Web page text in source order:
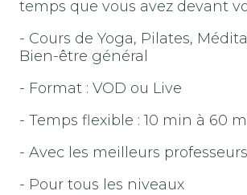
temps que vous avez devant
- Cours de Yoga, Pilates,
Bien-être général
- Format : VOD ou Live
- Temps flexible : 10 min à 60
- Avec les meilleurs professeurs
- Pour tous les niveaux